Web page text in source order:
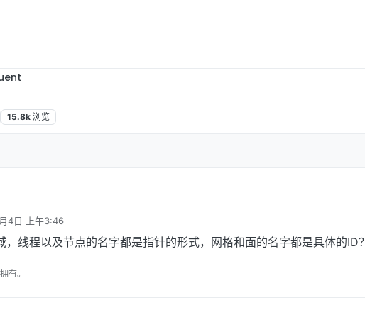
15.8k 浏览
4日 上午3:46
，线程以及节点的名字都是指针的形式，网格和面的名字都是具体的ID？
有。